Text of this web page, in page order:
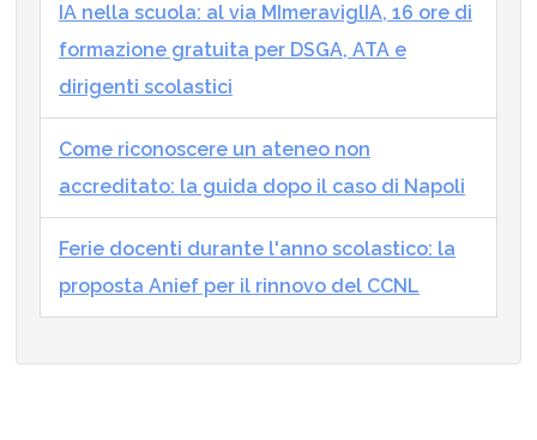
IA nella scuola: al via MImeraviglIA, 16 ore di
formazione gratuita per DSGA, ATA e
dirigenti scolastici
Come riconoscere un ateneo non
accreditato: la guida dopo il caso di Napoli
Ferie docenti durante l'anno scolastico: la
proposta Anief per il rinnovo del CCNL